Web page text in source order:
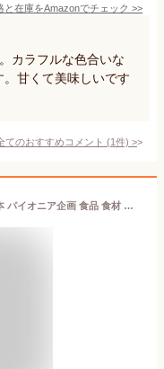
と在庫をAmazonでチェック >>
カラフルな色合いな
甘くて美味しいです
てのおすすめコメント (1件) >
5色 チョコペン（速乾タイプ） 10g×5本 パイオニア企画 食品 食材 ブラック グリーン オレンジ ピンク パープル 黒 白【9月限定特価 9ms】